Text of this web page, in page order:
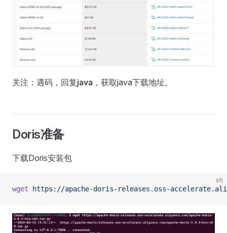
关注：遇码，回复java ，获取java下载地址。
Doris准备
下载Doris安装包
sh
wget https://apache-doris-releases.oss-